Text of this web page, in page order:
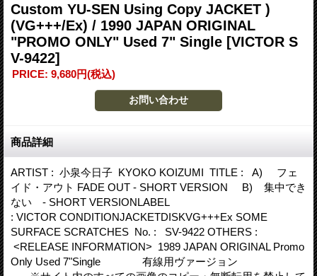
Custom YU-SEN Using Copy JACKET )
(VG+++/Ex) / 1990 JAPAN ORIGINAL
"PROMO ONLY" Used 7" Single [VICTOR S
V-9422]
PRICE: 9,680円(税込)
商品詳細
ARTIST : 小泉今日子 KYOKO KOIZUMI TITLE : A) フェ
イド・アウト FADE OUT - SHORT VERSION B) 集中でき
ない - SHORT VERSIONLABEL
: VICTOR CONDITIONJACKETDISKVG+++Ex SOME
SURFACE SCRATCHES No. : SV-9422 OTHERS :
<RELEASE INFORMATION> 1989 JAPAN ORIGINAL Promo
Only Used 7"Single 有線用ヴァージョン